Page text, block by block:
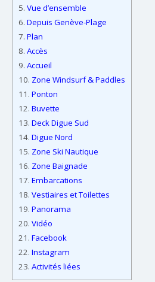
5. Vue d’ensemble
6. Depuis Genève-Plage
7. Plan
8. Accès
9. Accueil
10. Zone Windsurf & Paddles
11. Ponton
12. Buvette
13. Deck Digue Sud
14. Digue Nord
15. Zone Ski Nautique
16. Zone Baignade
17. Embarcations
18. Vestiaires et Toilettes
19. Panorama
20. Vidéo
21. Facebook
22. Instagram
23. Activités liées